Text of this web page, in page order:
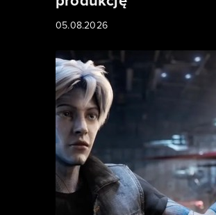
05.08.2026